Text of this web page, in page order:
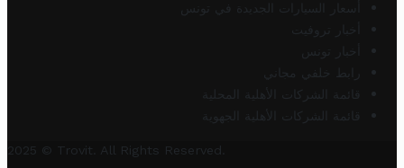
أسعار السيارات الجديدة في تونس
أخبار تروفيت
أخبار تونس
رابط خلفي مجاني
قائمة الشركات الأهلية المحلية
قائمة الشركات الأهلية الجهوية
2025 © Trovit. All Rights Reserved.